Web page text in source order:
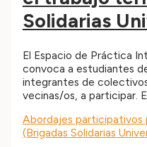
Solidarias
El Espacio de Práctica
convoca a estudiantes
integrantes de
vecinas/os, a participar.
Abordajes participativos
(Brigadas Solidarias